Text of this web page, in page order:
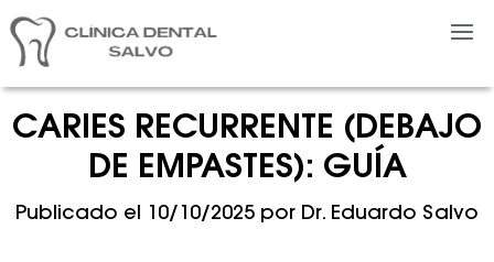
CARIES RECURRENTE (DEBAJO
DE EMPASTES): GUÍA
Publicado el 10/10/2025 por Dr. Eduardo Salvo